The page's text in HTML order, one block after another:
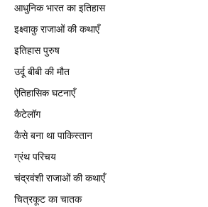
आधुनिक भारत का इतिहास
इक्ष्वाकु राजाओं की कथाएँ
इतिहास पुरुष
उर्दू बीबी की मौत
ऐतिहासिक घटनाएँ
कैटेलॉग
कैसे बना था पाकिस्तान
ग्रंथ परिचय
चंद्रवंशी राजाओं की कथाएँ
चित्रकूट का चातक